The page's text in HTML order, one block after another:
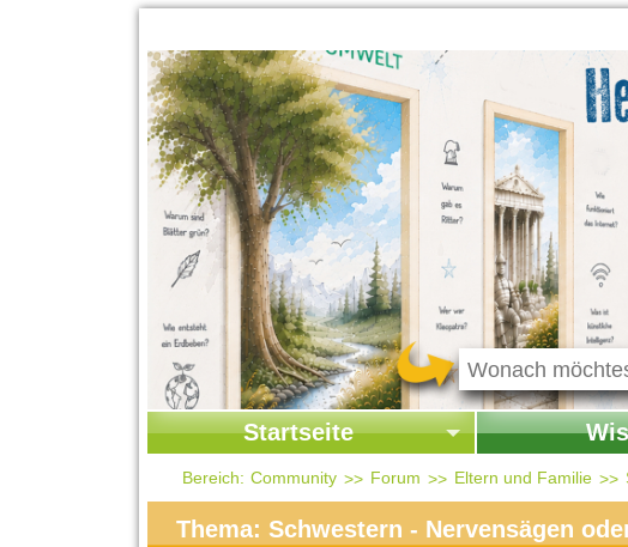
Startseite
Startseite
Kontakt
Startseite
Geschichte &
Bereich: Community Forum Eltern und Familie
Thema: Schwestern - Nervensägen